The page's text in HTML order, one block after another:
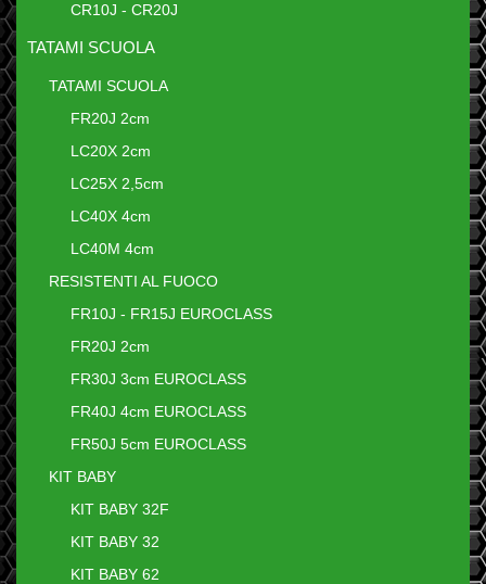
CR10J - CR20J
TATAMI SCUOLA
TATAMI SCUOLA
FR20J 2cm
LC20X 2cm
LC25X 2,5cm
LC40X 4cm
LC40M 4cm
RESISTENTI AL FUOCO
FR10J - FR15J EUROCLASS
FR20J 2cm
FR30J 3cm EUROCLASS
FR40J 4cm EUROCLASS
FR50J 5cm EUROCLASS
KIT BABY
KIT BABY 32F
KIT BABY 32
KIT BABY 62